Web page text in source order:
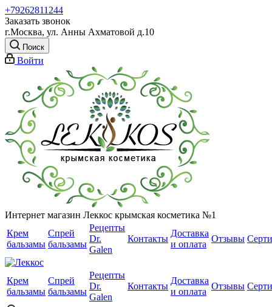
+79262811244
Заказать звонок
г.Москва, ул. Анны Ахматовой д.10
Поиск
Войти
Интернет магазин Леккос крымская косметика №1
Крем
бальзамы
Спрей
бальзамы
Рецепты
Dr.
Galen
Контакты
Доставка
и оплата
Отзывы
Крем
бальзамы
Спрей
бальзамы
Рецепты
Dr.
Galen
Контакты
Доставка
и оплата
Отзывы